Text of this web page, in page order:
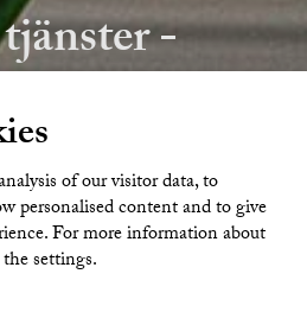
-
of our visitor data, to
personalised content and to give
For more information about
settings.